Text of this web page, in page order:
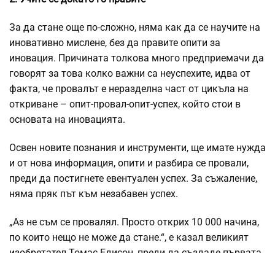
За да стане още по-сложно, няма как да се научите на
иновативно мислене, без да правите опити за
иновация. Причината толкова много предприемачи да
говорят за това колко важни са неуспехите, идва от
факта, че провалът е неразделна част от цикъла на
откриване – опит-провал-опит-успех, който стои в
основата на иновацията.
Освен новите познания и инструменти, ще имате нужда
и от нова информация, опити и разбира се провали,
преди да постигнете евентуален успех. За съжаление,
няма пряк път към незабавен успех.
„Аз не съм се провалял. Просто открих 10 000 начина,
по които нещо не може да стане.“, е казал великият